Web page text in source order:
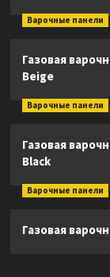
Варочные панели
Газовая
Beige
Варочные панели
Газовая
Black
Варочные панели
Газовая